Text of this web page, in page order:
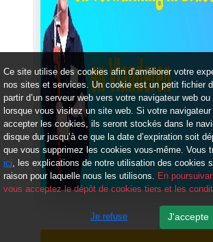
Précédent
Ce site utilise des cookies afin d’améliorer votre
nos sites et services. Un cookie est un petit fichier
partir d’un serveur web vers votre navigateur web
lorsque vous visitez un site web. Si votre
accepter les cookies, ils seront stockés dans le
disque dur jusqu’à ce que la date d’expiration soit
que vous supprimez les cookies vous-même. Vous
ici, les explications de notre utilisation des cookies
raison pour laquelle nous les utilisons. En
vous acceptez le dépôt de cookies tiers et les
Je refuse J'accepte